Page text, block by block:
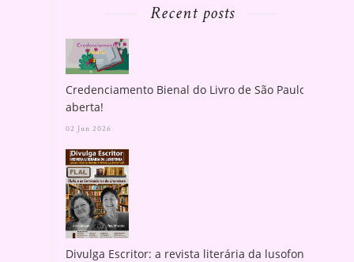
Recent posts
Credenciamento Bienal do Livro de São Paulo
aberta!
02 Jun 2026
Divulga Escritor: a revista literária da lusofonia